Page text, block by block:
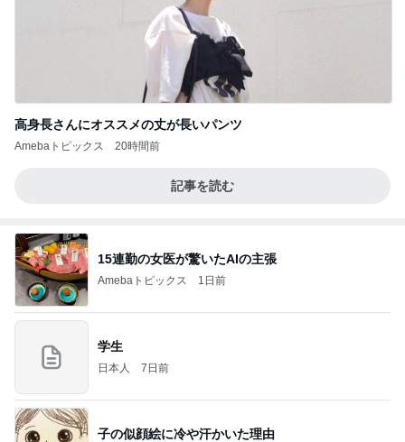
高身長さんにオススメの丈が長いパンツ
Amebaトピックス 20時間前
記事を読む
15連勤の女医が驚いたAIの主張
Amebaトピックス 1日前
学生
日本人 7日前
子の似顔絵に冷や汗かいた理由